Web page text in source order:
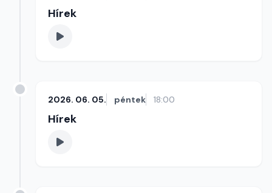
Hírek
2026. 06. 05. péntek 18:00
Hírek